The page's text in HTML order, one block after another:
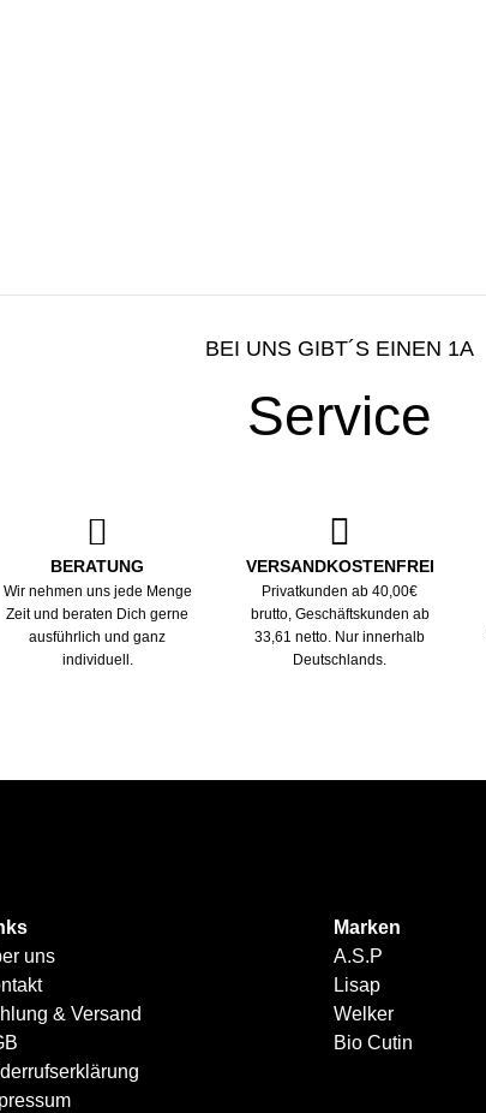
BEI UNS GIBT´S EINEN 1A
Service
BERATUNG
Wir nehmen uns jede Menge
Zeit und beraten Dich gerne
ausführlich und ganz
individuell.
VERSANDKOSTENFREI
Privatkunden ab 40,00€
brutto, Geschäftskunden ab
33,61 netto. Nur innerhalb
Deutschlands.
uns
& Versand
Marken
A.S.P
Lisap
Welker
Bio Cutin